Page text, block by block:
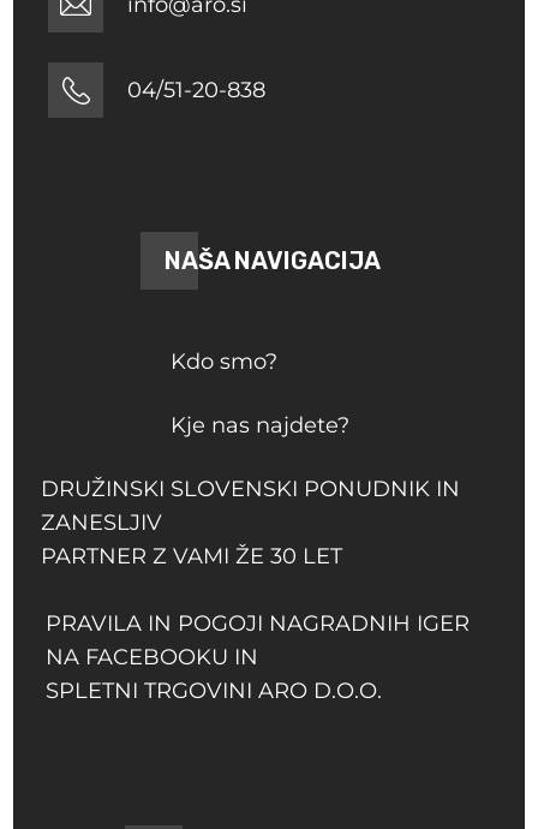
04/51-20-838
NAŠA NAVIGACIJA
Kdo smo?
Kje nas najdete?
DRUŽINSKI SLOVENSKI PONUDNIK IN
ZANESLJIV
PARTNER Z VAMI ŽE 30 LET
PRAVILA IN POGOJI NAGRADNIH IGER
NA FACEBOOKU IN
SPLETNI TRGOVINI ARO D.O.O.